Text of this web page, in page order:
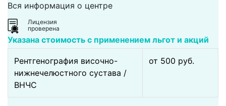
Вся информация о центре
Лицензия
проверена
Указана стоимость с применением льгот и акций
Рентгенография височно-
нижнечелюстного сустава /
ВНЧС
от 500 pуб.